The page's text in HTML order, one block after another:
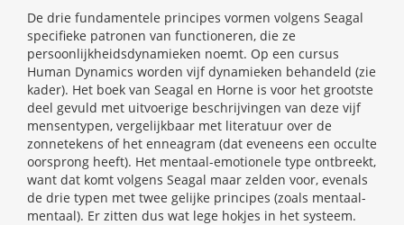
De drie fundamentele principes vormen volgens Seagal
specifieke patronen van functioneren, die ze
persoonlijkheidsdynamieken noemt. Op een cursus
Human Dynamics worden vijf dynamieken behandeld (zie
kader). Het boek van Seagal en Horne is voor het grootste
deel gevuld met uitvoerige beschrijvingen van deze vijf
mensentypen, vergelijkbaar met literatuur over de
zonnetekens of het enneagram (dat eveneens een occulte
oorsprong heeft). Het mentaal-emotionele type ontbreekt,
want dat komt volgens Seagal maar zelden voor, evenals
de drie typen met twee gelijke principes (zoals mentaal-
mentaal). Er zitten dus wat lege hokjes in het systeem.